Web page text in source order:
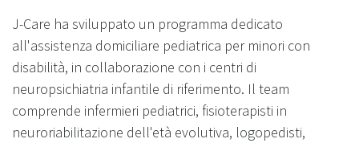
J-Care ha sviluppato un programma dedicato
all'assistenza domiciliare pediatrica per minori con
disabilità, in collaborazione con i centri di
neuropsichiatria infantile di riferimento. Il team
comprende infermieri pediatrici, fisioterapisti in
neuroriabilitazione dell'età evolutiva, logopedisti,